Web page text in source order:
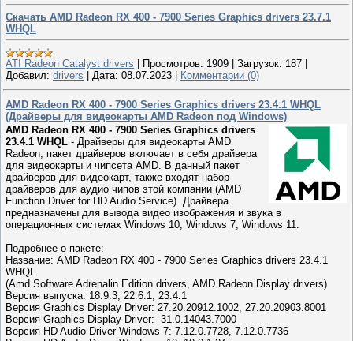
Скачать AMD Radeon RX 400 - 7900 Series Graphics drivers 23.7.1
WHQL
ATI Radeon Catalyst drivers Просмотров: 1909 Загрузок: 187
Добавил: drivers Дата: 08.07.2023 Комментарии (0)
AMD Radeon RX 400 - 7900 Series Graphics drivers 23.4.1 WHQL
(Драйверы для видеокарты AMD Radeon под Windows)
AMD Radeon RX 400 - 7900 Series Graphics drivers
23.4.1 WHQL - Драйверы для видеокарты AMD
Radeon, пакет драйверов включает в себя драйвера
для видеокарты и чипсета AMD. В данный пакет
драйверов для видеокарт, также входят набор
драйверов для аудио чипов этой компании (AMD
Function Driver for HD Audio Service). Драйвера
предназначены для вывода видео изображения и звука в
операционных системах Windows 10, Windows 7, Windows 11.
Подробнее о пакете:
Название: AMD Radeon RX 400 - 7900 Series Graphics drivers 23.4.1
WHQL
(Amd Software Adrenalin Edition drivers, AMD Radeon Display drivers)
Версия выпуска: 18.9.3, 22.6.1, 23.4.1
Версия Graphics Display Driver: 27.20.20912.1002, 27.20.20903.8001
Версия Graphics Display Driver: 31.0.14043.7000
Версия HD Audio Driver Windows 7: 7.12.0.7728, 7.12.0.7736